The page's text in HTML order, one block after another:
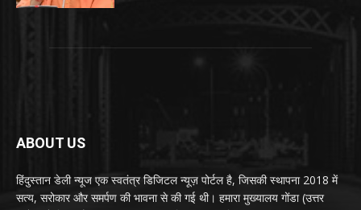
ABOUT US
हिंदुस्तान डेली न्यूज एक स्वतंत्र डिजिटल न्यूज़ पोर्टल है, जिसकी स्थापना 2018 में
सत्य, सरोकार और समर्पण की भावना से की गई थी। हमारा मुख्यालय गोंडा (उत्तर